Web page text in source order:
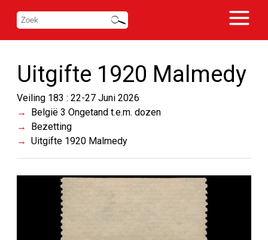
Uitgifte 1920 Malmedy
Veiling 183 : 22-27 Juni 2026
België 3 Ongetand t.e.m. dozen
Bezetting
Uitgifte 1920 Malmedy